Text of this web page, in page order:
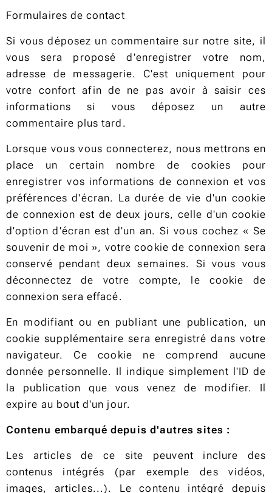
Formulaires de contact
Si vous déposez un commentaire sur notre site, il
vous sera proposé d'enregistrer votre nom,
adresse de messagerie. C'est uniquement pour
votre confort afin de ne pas avoir à saisir ces
informations si vous déposez un autre
commentaire plus tard.
Lorsque vous vous connecterez, nous mettrons en
place un certain nombre de cookies pour
enregistrer vos informations de connexion et vos
préférences d'écran. La durée de vie d'un cookie
de connexion est de deux jours, celle d'un cookie
d'option d'écran est d'un an. Si vous cochez « Se
souvenir de moi », votre cookie de connexion sera
conservé pendant deux semaines. Si vous vous
déconnectez de votre compte, le cookie de
connexion sera effacé.
En modifiant ou en publiant une publication, un
cookie supplémentaire sera enregistré dans votre
navigateur. Ce cookie ne comprend aucune
donnée personnelle. Il indique simplement l'ID de
la publication que vous venez de modifier. Il
expire au bout d'un jour.
Contenu embarqué depuis d'autres sites :
Les articles de ce site peuvent inclure des
contenus intégrés (par exemple des vidéos,
images, articles...). Le contenu intégré depuis